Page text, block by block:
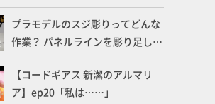
レー】正方形
プラ＝材料【グレー】正方形
ウェーブ
体のガメラを未来へつなぐ特別鼎
談「ガメラ永久保存化プロジェク
ト FINAL」
プラモデルのスジ彫りってどんな
作業？ パネルラインを彫り足して
作品を映えさせよう！【いまさら
聞けないプラモデルの基礎：スジ
彫りとパネルライン】
【コードギアス 新潔のアルマリ
ア】ep20「私は……」